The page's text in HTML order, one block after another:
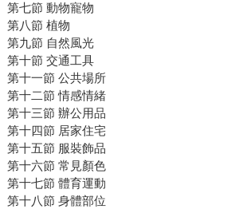
第七節 動物寵物
第八節 植物
第九節 自然風光
第十節 交通工具
第十一節 公共場所
第十二節 情感情緒
第十三節 辦公用品
第十四節 居家住宅
第十五節 服裝飾品
第十六節 常見顏色
第十七節 體育運動
第十八節 身體部位